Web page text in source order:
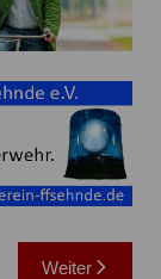
Weiter